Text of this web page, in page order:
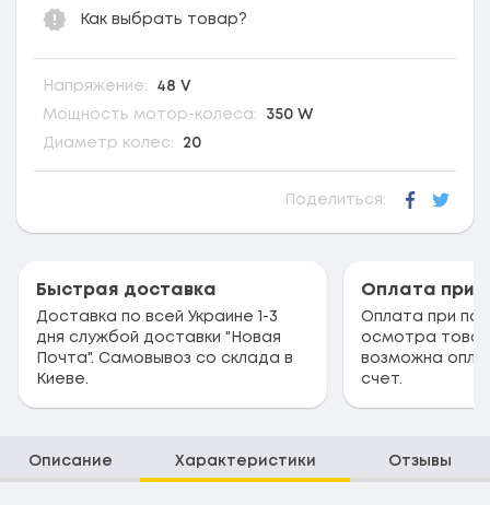
Как выбрать товар?
Напряжение: 48 V
Мощность мотор-колеса: 350 W
Диаметр колес: 20
Поделиться:
Быстрая доставка
Доставка по всей Украине 1-3
дня службой доставки "Новая
Почта". Самовывоз со склада в
Киеве.
Оплата при
Оплата при
осмотра
возможна
счет.
Описание Характеристики Отзывы